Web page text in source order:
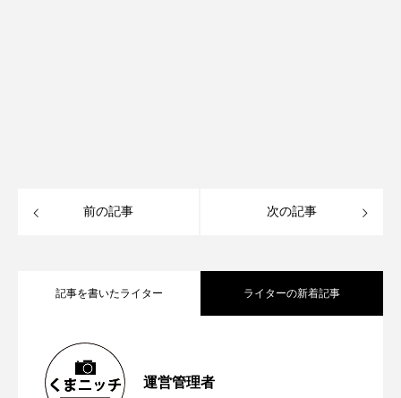
前の記事 次の記事
記事を書いたライター ライターの新着記事
運営管理者
2026.05.13